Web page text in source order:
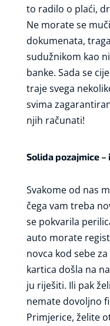
to radilo o plaći,
Ne morate se
dokumenata,
sudužnikom kao
banke. Sada se
traje svega
svima
njih računati!
Solida pozajmice
Svakome od nas
čega vam treba
se pokvarila
auto morate
novca kod sebe
kartica došla na
ju riješiti. Ili pak
nemate dovoljno
Primjerice, želite